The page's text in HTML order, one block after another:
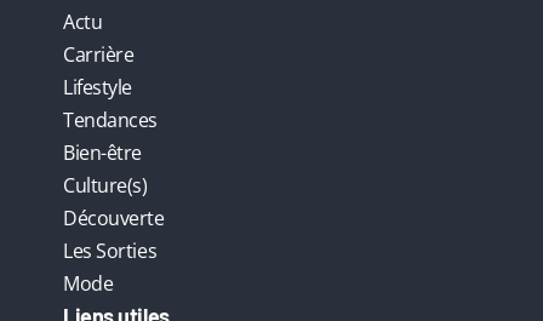
Actu
Carrière
Lifestyle
Tendances
Bien-être
Culture(s)
Découverte
Les Sorties
Mode